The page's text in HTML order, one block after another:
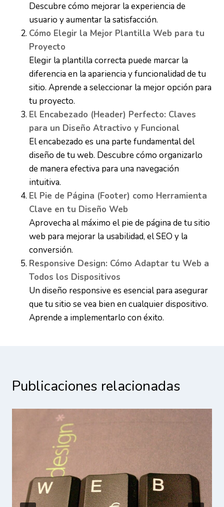
Descubre cómo mejorar la experiencia de
usuario y aumentar la satisfacción.
Cómo Elegir la Mejor Plantilla Web para tu
Proyecto
Elegir la plantilla correcta puede marcar la
diferencia en la apariencia y funcionalidad de tu
sitio. Aprende a seleccionar la mejor opción para
tu proyecto.
El Encabezado (Header) Perfecto: Claves
para un Diseño Atractivo y Funcional
El encabezado es una parte fundamental del
diseño de tu web. Descubre cómo organizarlo
de manera efectiva para una navegación
intuitiva.
El Pie de Página (Footer) como Herramienta
Clave en tu Diseño Web
Aprovecha al máximo el pie de página de tu sitio
web para mejorar la usabilidad, el SEO y la
conversión.
Responsive Design: Cómo Adaptar tu Web a
Todos los Dispositivos
Un diseño responsive es esencial para asegurar
que tu sitio se vea bien en cualquier dispositivo.
Aprende a implementarlo con éxito.
Publicaciones relacionadas